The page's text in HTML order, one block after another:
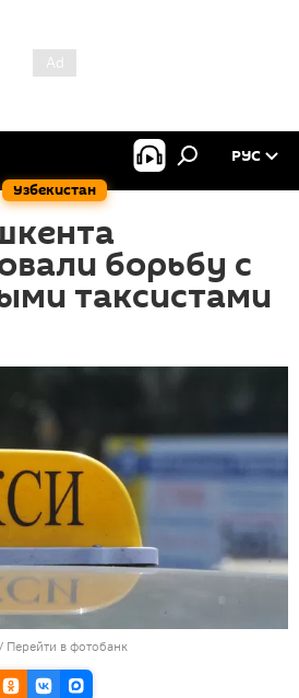
Узбекистан
РУС
борьбу с
таксистами
/ Перейти в фотобанк